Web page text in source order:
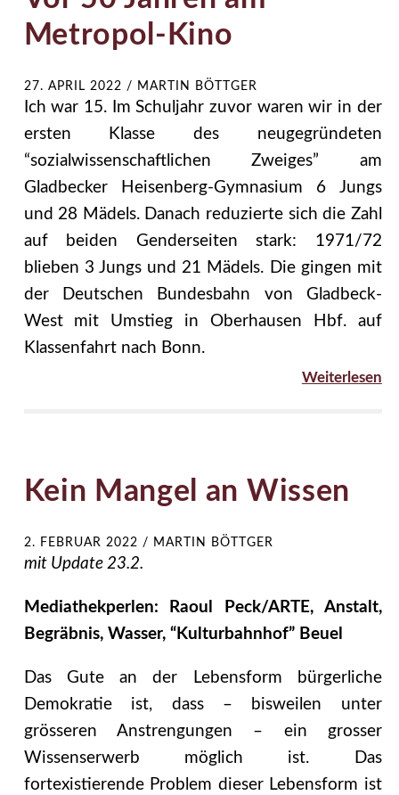
Metropol-Kino
27. APRIL 2022 / MARTIN BÖTTGER
Ich war 15. Im Schuljahr zuvor waren wir in der
ersten Klasse des neugegründeten
“sozialwissenschaftlichen Zweiges” am
Gladbecker Heisenberg-Gymnasium 6 Jungs
und 28 Mädels. Danach reduzierte sich die Zahl
auf beiden Genderseiten stark: 1971/72
blieben 3 Jungs und 21 Mädels. Die gingen mit
der Deutschen Bundesbahn von Gladbeck-
West mit Umstieg in Oberhausen Hbf. auf
Klassenfahrt nach Bonn.
Weiterlesen
Kein Mangel an Wissen
2. FEBRUAR 2022 / MARTIN BÖTTGER
mit Update 23.2.
Mediathekperlen: Raoul Peck/ARTE, Anstalt,
Begräbnis, Wasser, “Kulturbahnhof” Beuel
Das Gute an der Lebensform bürgerliche
Demokratie ist, dass – bisweilen unter
grösseren Anstrengungen – ein grosser
Wissenserwerb möglich ist. Das
fortexistierende Problem dieser Lebensform ist